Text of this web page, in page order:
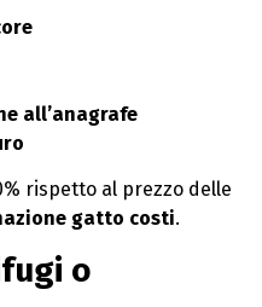
all’anagrafe
rispetto al prezzo delle
gatto costi.
o